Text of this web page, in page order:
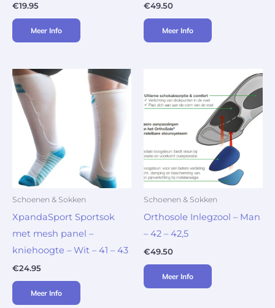
€19.95
Meer Info
€49.50
Meer Info
Schoenen & Sokken
XpandaSport Sportsok
met mesh panel –
kniehoogte – Wit – 41 – 43
€24.95
Meer Info
Schoenen & Sokken
Orthosole Inlegzool – Man
– 42 – 42,5
€49.50
Meer Info